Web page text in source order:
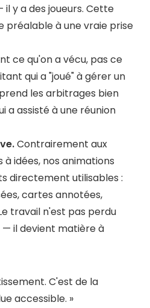
y a des joueurs. Cette
préalable à une vraie prise
ce qu'on a vécu, pas ce
qui a "joué" à gérer un
les arbitrages bien
a assisté à une réunion
Contrairement aux
idées, nos animations
directement utilisables :
cartes annotées,
travail n'est pas perdu
il devient matière à
C'est de la
accessible. »